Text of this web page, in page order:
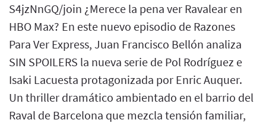
S4jzNnGQ/join ¿Merece la pena ver Ravalear en
HBO Max? En este nuevo episodio de Razones
Para Ver Express, Juan Francisco Bellón analiza
SIN SPOILERS la nueva serie de Pol Rodríguez e
Isaki Lacuesta protagonizada por Enric Auquer.
Un thriller dramático ambientado en el barrio del
Raval de Barcelona que mezcla tensión familiar,